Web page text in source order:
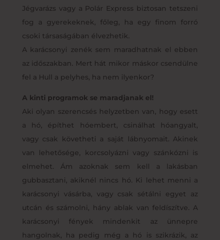
Jégvarázs vagy a Polár Express biztosan tetszeni
fog a gyerekeknek, főleg, ha egy finom forró
csoki társaságában élvezhetik.
A karácsonyi zenék sem maradhatnak el ebben
az időszakban. Mert hát mikor máskor csendülne
fel a Hull a pelyhes, ha nem ilyenkor?
A kinti programok se maradjanak el!
Aki olyan szerencsés helyzetben van, hogy esett
a hó, építhet hóembert, csinálhat hóangyalt,
vagy csak követheti a saját lábnyomait. Akinek
van lehetősége, korcsolyázni vagy szánkózni is
elmehet. Ám azoknak sem kell a lakásban
gubbasztani, akiknél nincs hó. Ki lehet menni a
karácsonyi vásárba, vagy csak sétálni egyet az
utcán és számolni, hány ablak van feldíszítve. A
karácsonyi fények mindenkit az ünnepre
hangolnak, ha pedig még a hó is szikrázik, az